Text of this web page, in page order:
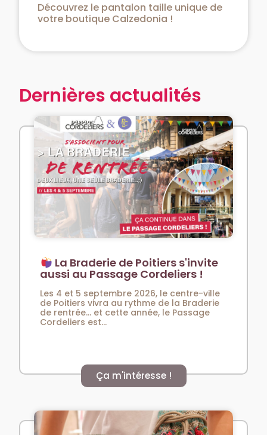
Découvrez le pantalon taille unique de
votre boutique Calzedonia !
Dernières actualités
La Braderie de Poitiers s'invite
aussi au Passage Cordeliers !
Les 4 et 5 septembre 2026, le centre-ville
de Poitiers vivra au rythme de la Braderie
de rentrée… et cette année, le Passage
Cordeliers est...
Ça m'intéresse !